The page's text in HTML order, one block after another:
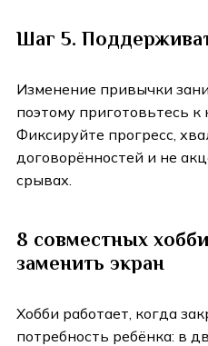
Шаг 5.
Изменение привычки
поэтому приготовьтесь
Фиксируйте прогресс,
договорённостей и не
срывах.
8 совместных
заменить экран
Хобби работает, когда
потребность ребёнка: в